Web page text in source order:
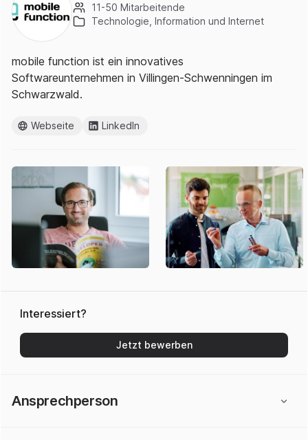
11-50 Mitarbeitende
Technologie, Information und Internet
mobile function ist ein innovatives
Softwareunternehmen in Villingen-Schwenningen im
Schwarzwald.
Webseite LinkedIn
Interessiert?
Jetzt bewerben
Ansprechperson